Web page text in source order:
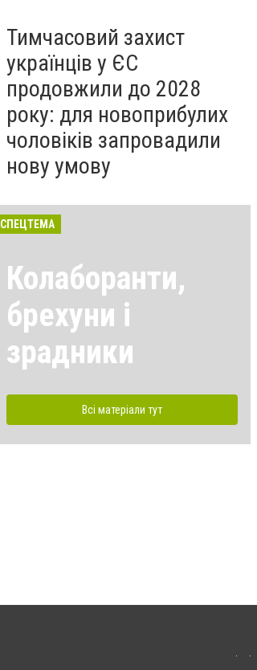
Тимчасовий захист
українців у ЄС
продовжили до 2028
року: для новоприбулих
чоловіків запровадили
нову умову
СПЕЦТЕМА
Колаборанти,
брехуни і
зрадники
Всі матеріали тут